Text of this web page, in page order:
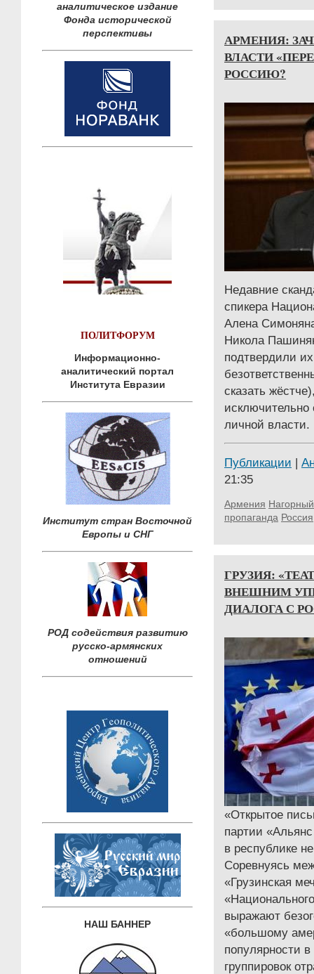
аналитическое издание
Фонда исторической
перспективы
ПОЛИТФОРУМ
Информационно-
аналитический портал
Института Евразии
Институт стран Восточной
Европы и СНГ
РОД содействия развитию
русско-армянских
отношений
НАШ БАННЕР
АРМЕНИЯ:
ВЛАСТИ
РОССИЮ?
Недавние
спикера
Алена
Никола
подтвердили
сказать
личной власти.
Публикации |
21:35
Армения
пропаганда Россия
ГРУЗИЯ:
ВНЕШНИМ
ДИАЛОГА С
«Открытое
партии
в республике
Соревнуясь
«Грузинская
выражают
«большому
популярности
группировок